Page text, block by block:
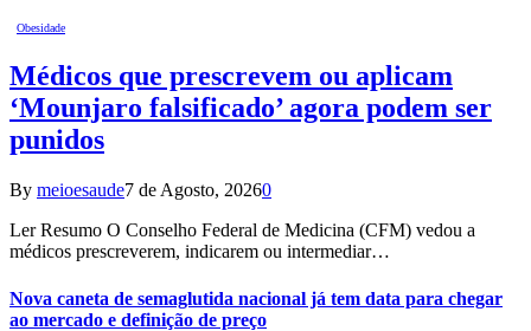
Obesidade
Médicos que prescrevem ou aplicam
‘Mounjaro falsificado’ agora podem ser
punidos
By meioesaude7 de Agosto, 20260
Ler Resumo O Conselho Federal de Medicina (CFM) vedou a
médicos prescreverem, indicarem ou intermediar…
Nova caneta de semaglutida nacional já tem data para chegar
ao mercado e definição de preço